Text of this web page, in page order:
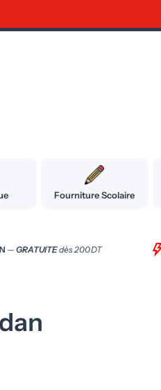
Fourniture Scolaire
—GRATUITEdès 200 DT